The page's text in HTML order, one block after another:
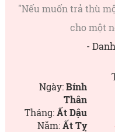
"Nếu muốn trả thù
cho một
-
Ngày:Bính
Thân
Tháng:Ất Dậu
Năm:Ất Tỵ